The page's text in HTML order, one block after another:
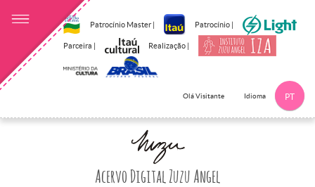
Patrocínio Master | Patrocínio |
Parceira | Realização |
Olá Visitante Idioma PT
Acervo Digital Zuzu Angel